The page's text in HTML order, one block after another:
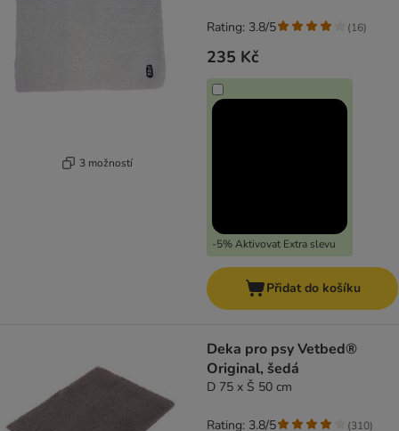
3 možností
235 Kč
-5% Aktivovat Extra slevu
Rating: 3.8/5 (16)
Přidat do košíku
Deka pro psy Vetbed®
Original, šedá
D 75 x Š 50 cm
Rating: 3.8/5 (310)